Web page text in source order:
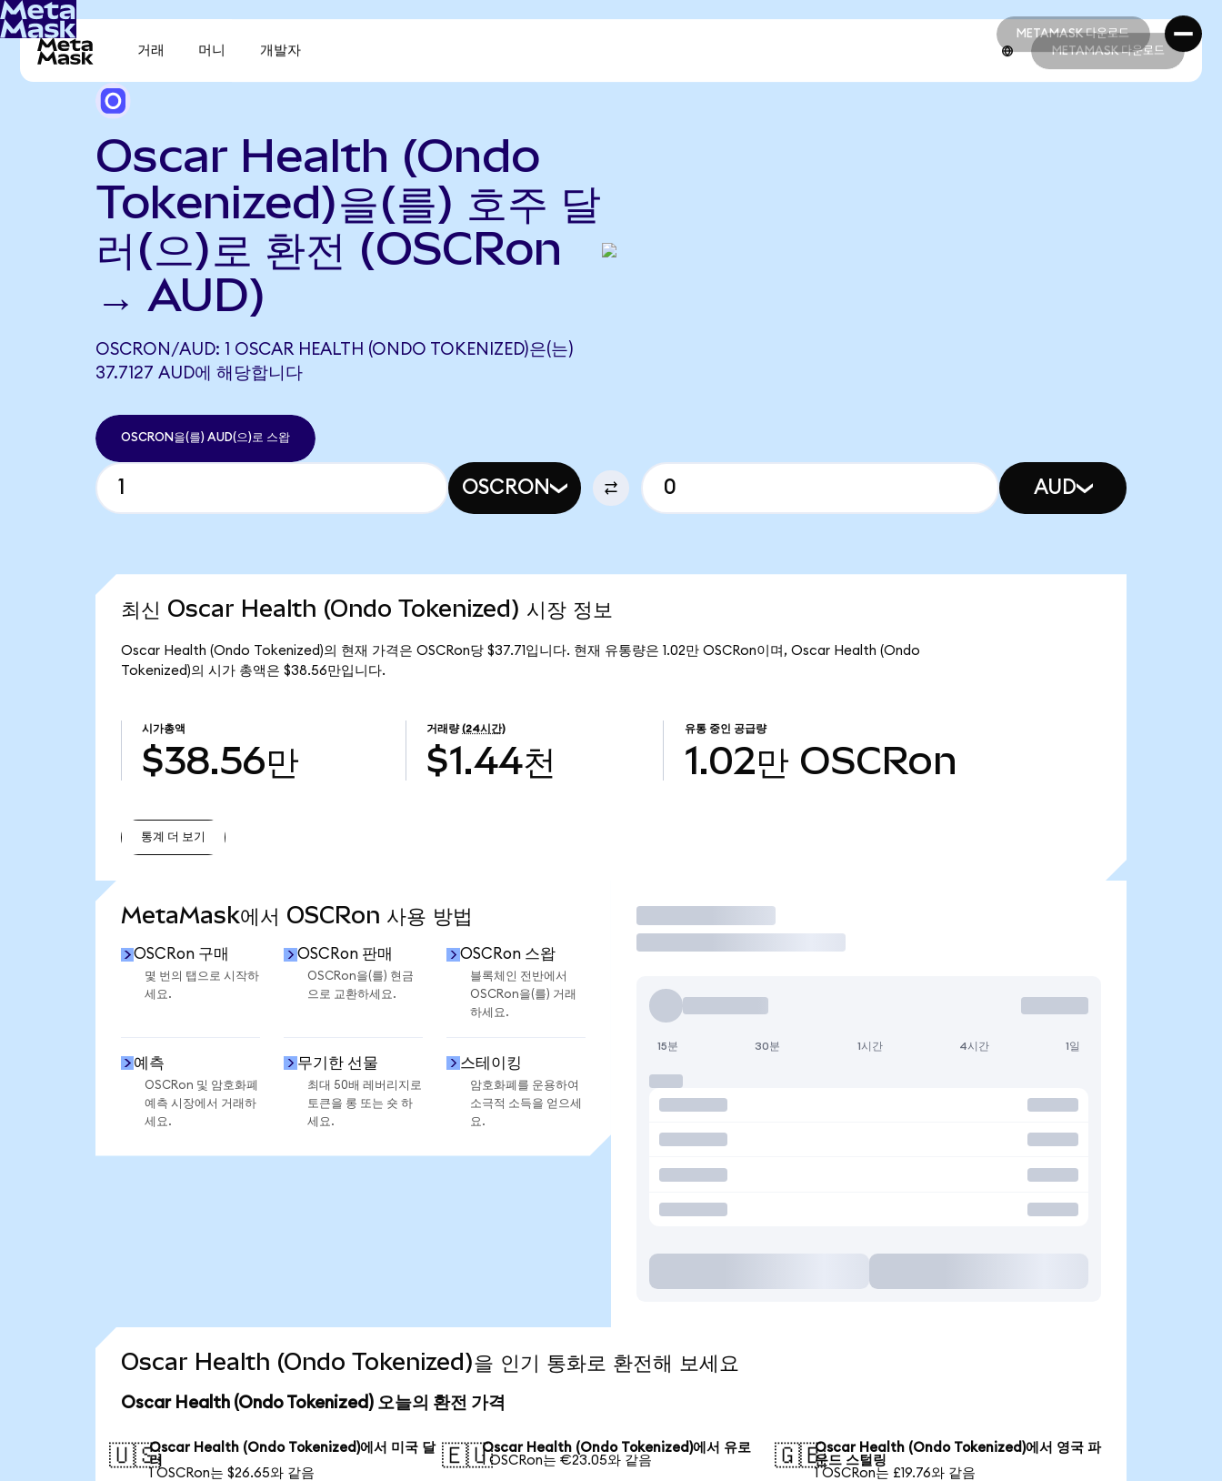
METAMASK 다운로드
METAMASK 다운로드
거래 머니 개발자 METAMASK 다운로드
Oscar Health (Ondo
Tokenized)을(를) 호주 달
러(으)로 환전 (OSCRon
→ AUD)
OSCRON/AUD: 1 OSCAR HEALTH (ONDO TOKENIZED)은(는)
37.7127 AUD에 해당합니다
OSCRON을(를) AUD(으)로 스왑
OSCRON AUD
최신 Oscar Health (Ondo Tokenized) 시장 정보
Oscar Health (Ondo Tokenized)의 현재 가격은 OSCRon당 $37.71입니다. 현재 유통량은 1.02만 OSCRon이며, Oscar Health (Ondo
Tokenized)의 시가 총액은 $38.56만입니다.
시가총액
$38.56만
거래량 (24시간)
$1.44천
유통 중인 공급량
1.02만 OSCRon
통계 더 보기
MetaMask에서 OSCRon 사용 방법
OSCRon 구매
몇 번의 탭으로 시작하
세요.
OSCRon 판매
OSCRon을(를) 현금
으로 교환하세요.
OSCRon 스왑
블록체인 전반에서
OSCRon을(를) 거래
하세요.
예측
OSCRon 및 암호화폐
예측 시장에서 거래하
세요.
무기한 선물
최대 50배 레버리지로
토큰을 롱 또는 숏 하
세요.
스테이킹
암호화폐를 운용하여
소극적 소득을 얻으세
요.
거래
15분 30분 1시간 4시간 1일
Oscar Health (Ondo Tokenized)을 인기 통화로 환전해 보세요
Oscar Health (Ondo Tokenized) 오늘의 환전 가격
🇺🇸Oscar Health (Ondo Tokenized)에서 미국 달
러
1 OSCRon는 $26.65와 같음
🇪🇺Oscar Health (Ondo Tokenized)에서 유로
1 OSCRon는 €23.05와 같음
🇬🇧Oscar Health (Ondo Tokenized)에서 영국 파
운드 스털링
1 OSCRon는 £19.76와 같음